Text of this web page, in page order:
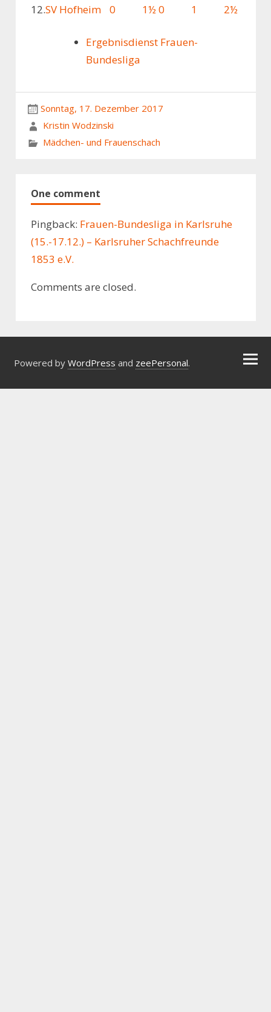
12.SV Hofheim 0 1½0 1 2½
Ergebnisdienst Frauen-
Bundesliga
Sonntag, 17. Dezember 2017
Kristin Wodzinski
Mädchen- und Frauenschach
One comment
Pingback: Frauen-Bundesliga in Karlsruhe
(15.-17.12.) – Karlsruher Schachfreunde
1853 e.V.
Comments are closed.
Powered by WordPress and zeePersonal.